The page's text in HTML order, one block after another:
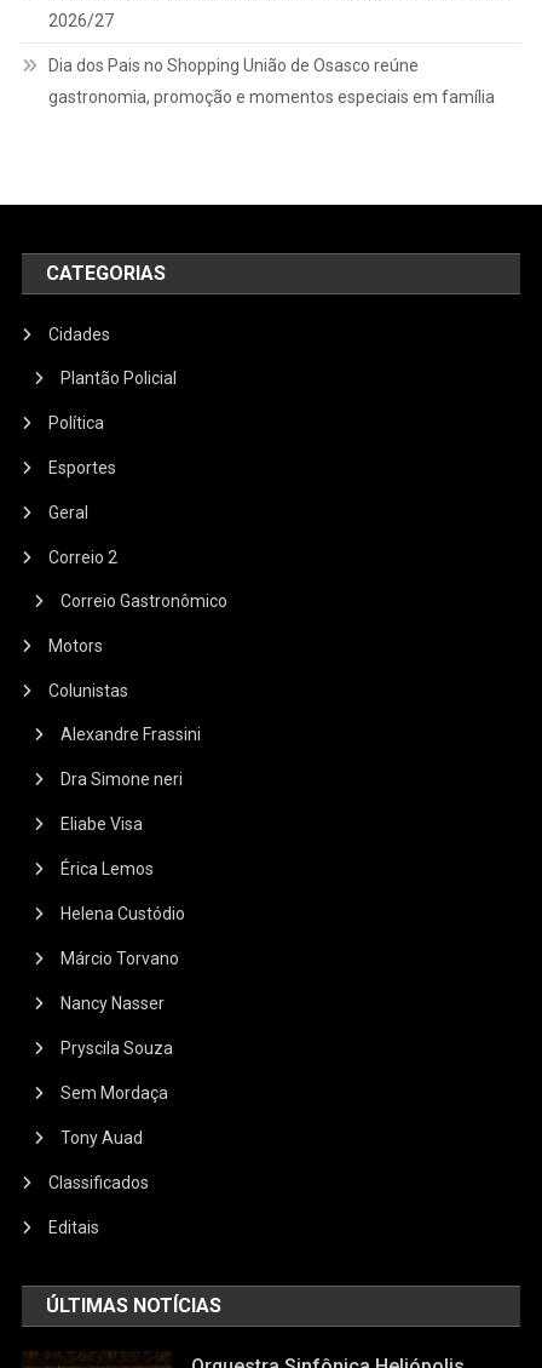
2026/27
Dia dos Pais no Shopping União de Osasco reúne
gastronomia, promoção e momentos especiais em família
CATEGORIAS
Cidades
Plantão Policial
Política
Esportes
Geral
Correio 2
Correio Gastronômico
Motors
Colunistas
Alexandre Frassini
Dra Simone neri
Eliabe Visa
Érica Lemos
Helena Custódio
Márcio Torvano
Nancy Nasser
Pryscila Souza
Sem Mordaça
Tony Auad
Classificados
Editais
ÚLTIMAS NOTÍCIAS